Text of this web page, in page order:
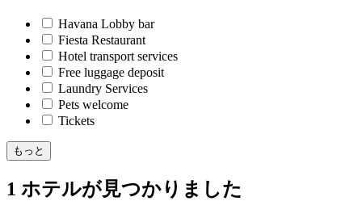
Havana Lobby bar
Fiesta Restaurant
Hotel transport services
Free luggage deposit
Laundry Services
Pets welcome
Tickets
もっと
1 ホテルが見つかりました